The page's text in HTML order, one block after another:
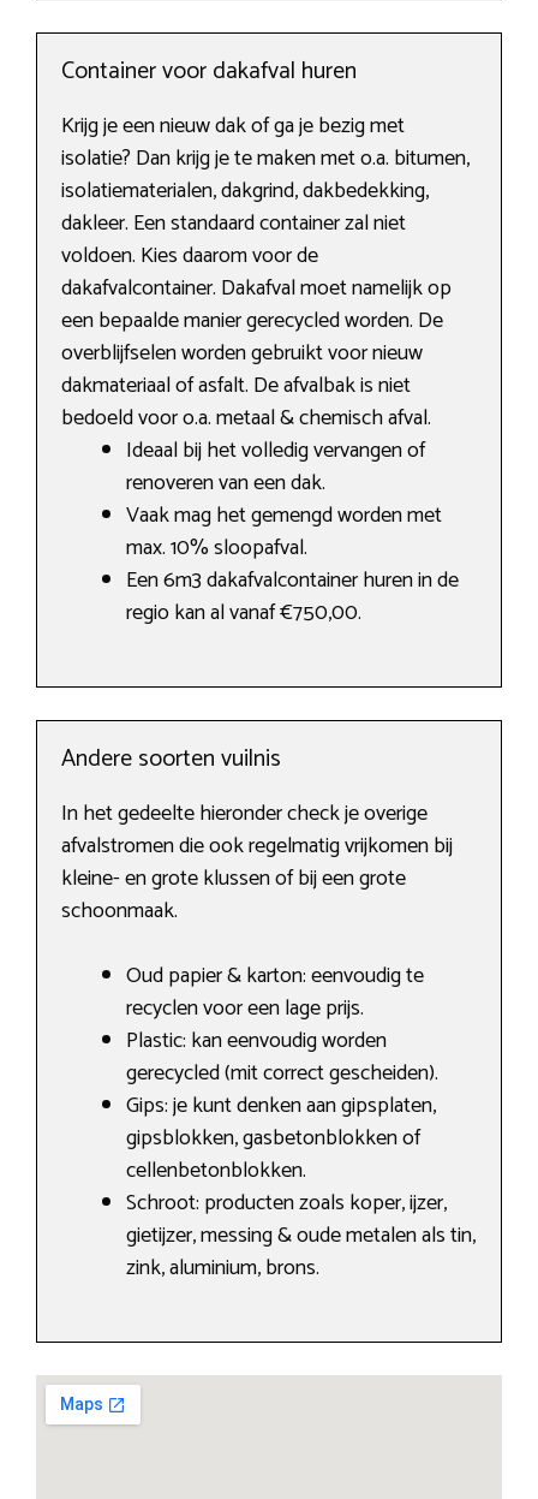
Container voor dakafval huren
Krijg je een nieuw dak of ga je bezig met
isolatie? Dan krijg je te maken met o.a. bitumen,
isolatiematerialen, dakgrind, dakbedekking,
dakleer. Een standaard container zal niet
voldoen. Kies daarom voor de
dakafvalcontainer. Dakafval moet namelijk op
een bepaalde manier gerecycled worden. De
overblijfselen worden gebruikt voor nieuw
dakmateriaal of asfalt. De afvalbak is niet
bedoeld voor o.a. metaal & chemisch afval.
Ideaal bij het volledig vervangen of
renoveren van een dak.
Vaak mag het gemengd worden met
max. 10% sloopafval.
Een 6m3 dakafvalcontainer huren in de
regio kan al vanaf €750,00.
Andere soorten vuilnis
In het gedeelte hieronder check je overige
afvalstromen die ook regelmatig vrijkomen bij
kleine- en grote klussen of bij een grote
schoonmaak.
Oud papier & karton: eenvoudig te
recyclen voor een lage prijs.
Plastic: kan eenvoudig worden
gerecycled (mit correct gescheiden).
Gips: je kunt denken aan gipsplaten,
gipsblokken, gasbetonblokken of
cellenbetonblokken.
Schroot: producten zoals koper, ijzer,
gietijzer, messing & oude metalen als tin,
zink, aluminium, brons.